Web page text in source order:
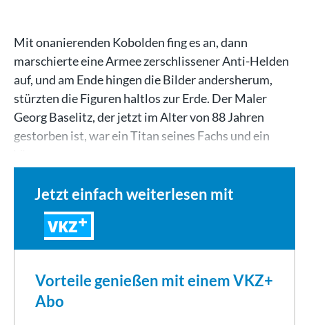
Mit onanierenden Kobolden fing es an, dann
marschierte eine Armee zerschlissener Anti-Helden
auf, und am Ende hingen die Bilder andersherum,
stürzten die Figuren haltlos zur Erde. Der Maler
Georg Baselitz, der jetzt im Alter von 88 Jahren
gestorben ist, war ein Titan seines Fachs und ein
Jetzt einfach weiterlesen mit
VKZ
Vorteile genießen mit einem VKZ+
Abo